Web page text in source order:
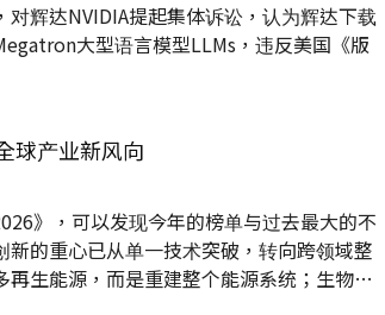
辉达NVIDIA提起集体诉讼，认为辉达下载
大型语言模型LLMs，违反美国《版
球产业新风向
》，可以发现今年的榜单与过去最大的不
的重心已从单一技术突破，转向跨领域整
生能源，而是重建整个能源系统；生物科